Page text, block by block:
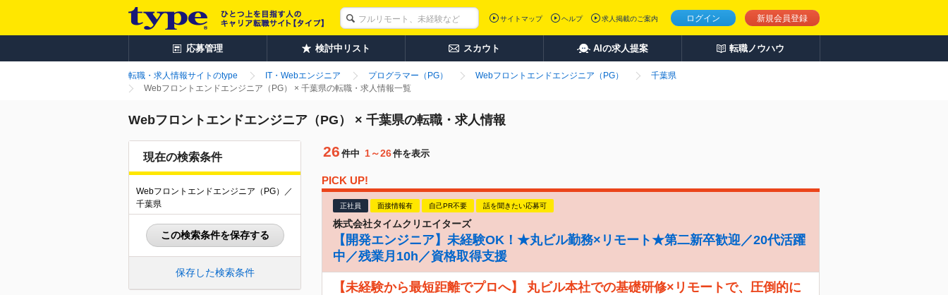
ログイン 新規会員登録
サイトマップ ヘルプ 求人掲載のご案内
応募管理 検討中リスト スカウト AIの求人提案 転職ノウハウ
転職・求人情報サイトのtype IT・Webエンジニア プログラマー（PG） Webフロントエンドエンジニア（PG）
千葉県
Webフロントエンドエンジニア（PG） × 千葉県の転職・求人情報一覧
Webフロントエンドエンジニア（PG） × 千葉県の転職・求人情報
現在の検索条件
Webフロントエンドエンジニア（PG）／
千葉県
この検索条件を保存する
保存した検索条件
26 件中 1～26件を表示
PICK UP!
正社員 面接情報有 自己PR不要 話を聞きたい応募可
株式会社タイムクリエイターズ
【開発エンジニア】未経験OK！★丸ビル勤務×リモート★第二新卒歓迎／20代活躍
中／残業月10h／資格取得支援
【未経験から最短距離でプロへ】 丸ビル本社での基礎研修×リモートで、圧倒的に